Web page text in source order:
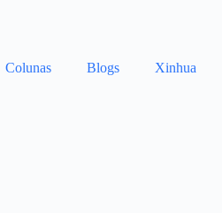
Colunas Blogs Xinhua